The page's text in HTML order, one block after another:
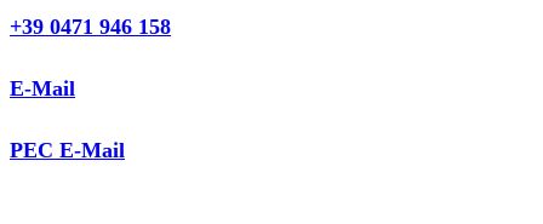
+39 0471 946 158
E-Mail
PEC E-Mail